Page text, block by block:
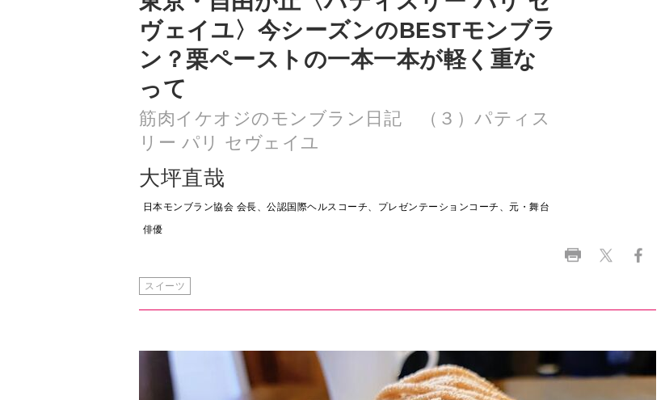
って
筋肉イケオジのモンブラン日記 （３）パティス
リー パリ セヴェイユ
大坪直哉
日本モンブラン協会 会長、公認国際ヘルスコーチ、プレゼンテーションコーチ、元・舞台
スイーツ